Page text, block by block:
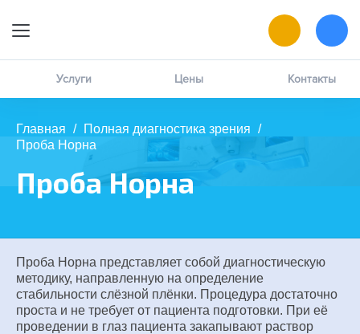
написать в чат
Услуги Цены Контакты
Главная / Полная диагностика зрения /
Проба Норна
Проба Норна
Проба Норна представляет собой диагностическую
методику, направленную на определение
стабильности слёзной плёнки. Процедура достаточно
проста и не требует от пациента подготовки. При её
проведении в глаз пациента закапывают раствор